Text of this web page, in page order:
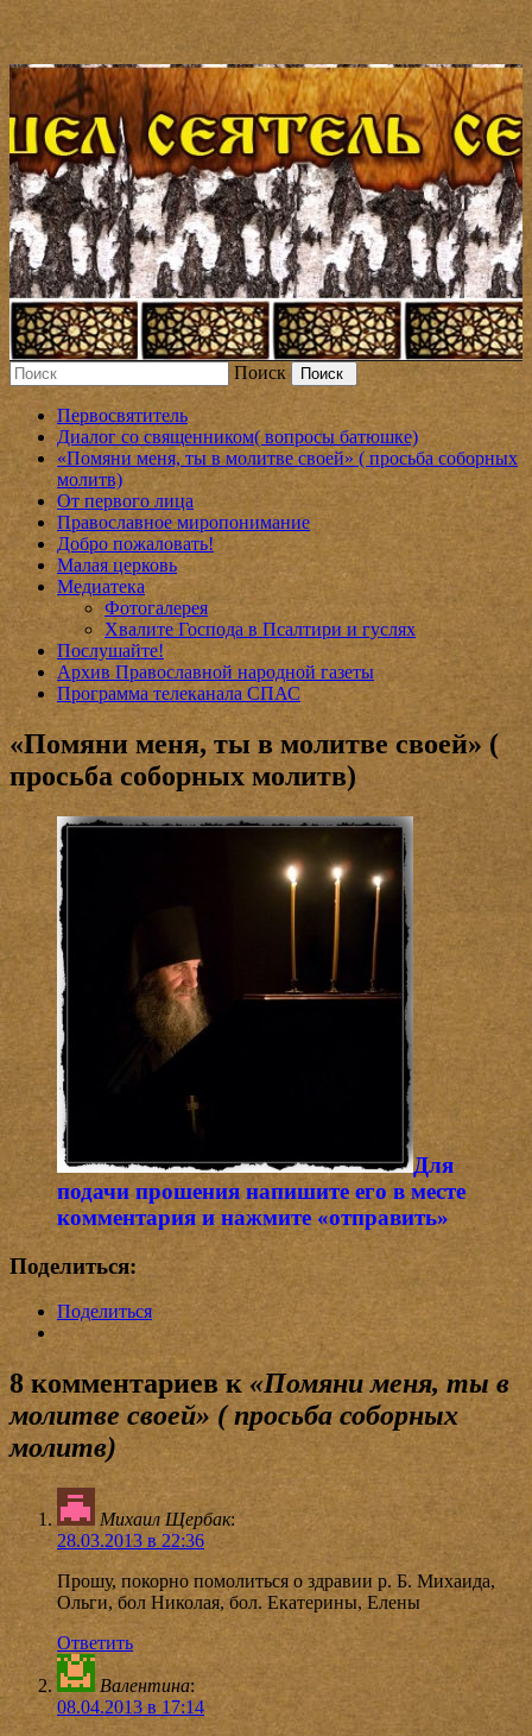
Правдивый объективный анализ нашей
жизни
Поиск
Первосвятитель
Диалог со священником( вопросы батюшке)
«Помяни меня, ты в молитве своей» ( просьба соборных
молитв)
От первого лица
Православное миропонимание
Добро пожаловать!
Малая церковь
Медиатека
Фотогалерея
Хвалите Господа в Псалтири и гуслях
Послушайте!
Архив Православной народной газеты
Программа телеканала СПАС
«Помяни меня, ты в молитве своей» (
просьба соборных молитв)
Для
подачи прошения напишите его в месте
комментария и нажмите «отправить»
Поделиться:
Поделиться
8 комментариев к«Помяни меня, ты в
молитве своей» ( просьба соборных
молитв)
Михаил Щербак:
28.03.2013 в 22:36
Прошу, покорно помолиться о здравии р. Б. Михаида,
Ольги, бол Николая, бол. Екатерины, Елены
Ответить
Валентина:
08.04.2013 в 17:14